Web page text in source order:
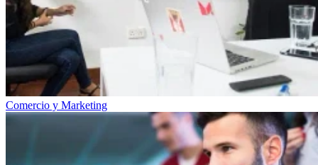
Comercio y Marketing